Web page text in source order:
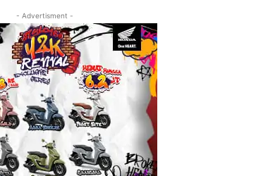
- Advertisment -